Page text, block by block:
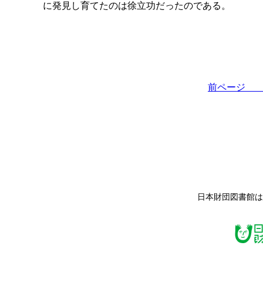
に発見し育てたのは徐立功だったのである。
前ペー
日本財団図書館